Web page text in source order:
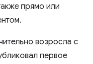
прямо или
возросла с
первое